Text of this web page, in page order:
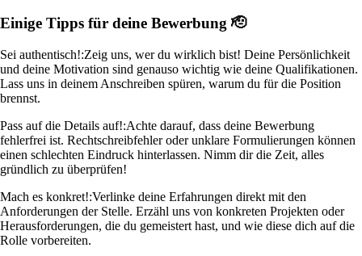
Einige Tipps für deine Bewerbung 🫡
Sei authentisch!:Zeig uns, wer du wirklich bist! Deine Persönlichkeit
und deine Motivation sind genauso wichtig wie deine Qualifikationen.
Lass uns in deinem Anschreiben spüren, warum du für die Position
brennst.
Pass auf die Details auf!:Achte darauf, dass deine Bewerbung
fehlerfrei ist. Rechtschreibfehler oder unklare Formulierungen können
einen schlechten Eindruck hinterlassen. Nimm dir die Zeit, alles
gründlich zu überprüfen!
Mach es konkret!:Verlinke deine Erfahrungen direkt mit den
Anforderungen der Stelle. Erzähl uns von konkreten Projekten oder
Herausforderungen, die du gemeistert hast, und wie diese dich auf die
Rolle vorbereiten.